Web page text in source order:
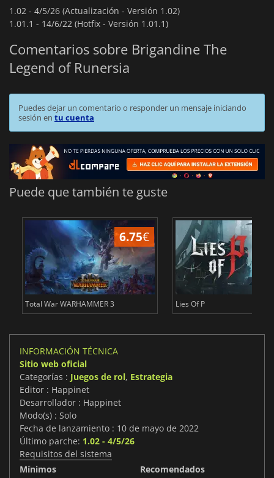
1.02 - 4/5/26 (Actualización - Versión 1.02)
1.01.1 - 14/6/22 (Hotfix - Versión 1.01.1)
Comentarios sobre Brigandine The
Legend of Runersia
Puedes dejar un comentario o responder un mensaje iniciando
sesión en tu cuenta
Puede que también te guste
6.75€
Total War WARHAMMER 3 Lies Of P
INFORMACIÓN TÉCNICA
Sitio web oficial
Categorías : Juegos de rol, Estrategia
Editor : Happinet
Desarrollador : Happinet
Modo(s) : Solo
Fecha de lanzamiento : 10 de mayo de 2022
Último parche: 1.02 - 4/5/26
Requisitos del sistema
Mínimos
Recomendados